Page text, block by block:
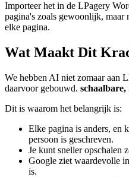
Importeer het in de LPagery
pagina's zoals gewoonlijk,
elke pagina.
Wat Maakt Dit
We hebben AI niet zomaar aan
daarvoor gebouwd.
Dit is waarom het belangrijk is:
Elke pagina is anders, en
persoon is geschreven.
Je kunt sneller opschalen
Google ziet waardevolle
is.